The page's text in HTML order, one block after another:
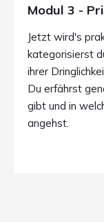
Modul 3 -
Jetzt wird's
kategorisierst
ihrer
Du erfährst
gibt und in
angehst.